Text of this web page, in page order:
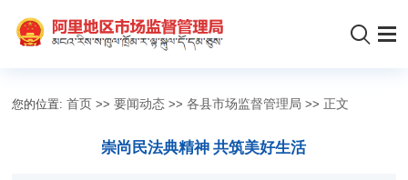
您的位置:首页 >>要闻动态 >>各县市场监督管理局 >> 正文
崇尚民法典精神 共筑美好生活